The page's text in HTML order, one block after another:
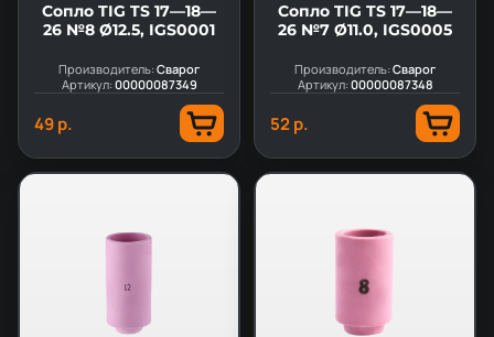
Сопло TIG TS 17—18—
26 №8 Ø12.5, IGS0001
Производитель:Сварог
Артикул:00000087349
49 р.
Сопло TIG TS 17—18—
26 №7 Ø11.0, IGS0005
Производитель:Сварог
Артикул:00000087348
52 р.